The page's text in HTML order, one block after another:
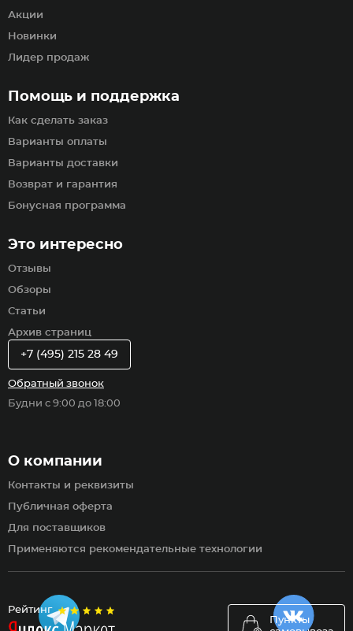
Рейтинг
Пункты
Помощь и поддержка
Как сделать заказ
Варианты оплаты
Варианты доставки
Возврат и гарантия
Бонусная программа
Акции
Новинки
Лидер продаж
Это интересно
Отзывы
Обзоры
Статьи
Архив страниц
О компании
Контакты и реквизиты
Публичная оферта
Для поставщиков
Применяются рекомендательные технологии
+7 (495) 215 28 49
Обратный звонок
Будни с 9:00 до 18:00